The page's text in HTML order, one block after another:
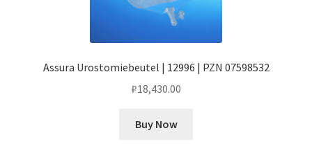
Assura Urostomiebeutel | 12996 | PZN 07598532
₽18,430.00
Buy Now